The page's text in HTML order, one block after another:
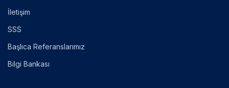
İletişim
SSS
Başlıca Referanslarımız
Bilgi Bankası